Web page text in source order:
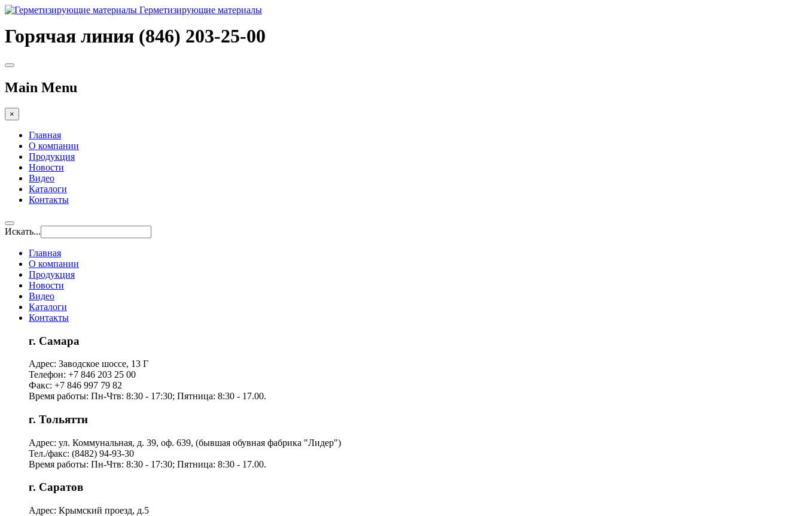
Герметизирующие материалы
Горячая линия (846) 203-25-00
Main Menu
×
Главная
О компании
Продукция
Новости
Видео
Каталоги
Контакты
Искать...
Главная
О компании
Продукция
Новости
Видео
Каталоги
Контакты
г. Самара
Адрес: Заводское шоссе, 13 Г
Телефон: +7 846 203 25 00
Факс: +7 846 997 79 82
Время работы: Пн-Чтв: 8:30 - 17:30; Пятница: 8:30 - 17.00.
г. Тольятти
Адрес: ул. Коммунальная, д. 39, оф. 639, (бывшая обувная фабрика "Лидер")
Тел./факс: (8482) 94-93-30
Время работы: Пн-Чтв: 8:30 - 17:30; Пятница: 8:30 - 17.00.
г. Саратов
Адрес: Крымский проезд, д.5